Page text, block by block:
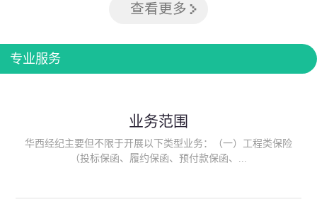
查看更多
专业服务
业务范围
华西经纪主要但不限于开展以下类型业务：（一）工程类保险
（投标保函、履约保函、预付款保函、...